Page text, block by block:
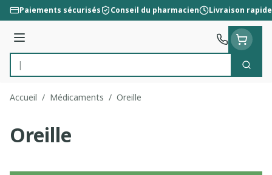
Aller au contenu
Paiements sécurisés Conseil du pharmacien Livraison rapide
Menu
Rechercher
Accueil / Médicaments / Oreille
Oreille